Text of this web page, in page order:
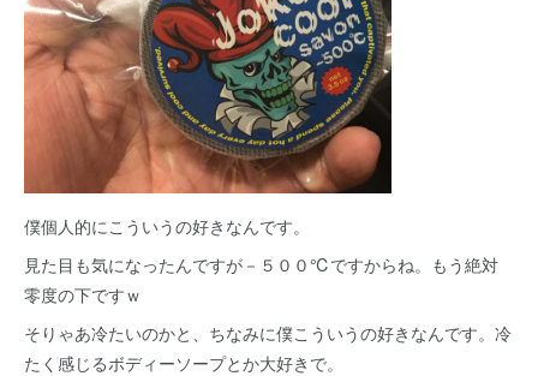
僕個人的にこういうの好きなんです。
見た目も気になったんですが－５００℃ですからね。もう絶対
零度の下ですｗ
そりゃあ冷たいのかと、ちなみに僕こういうの好きなんです。冷
たく感じるボディーソープとか大好きで。